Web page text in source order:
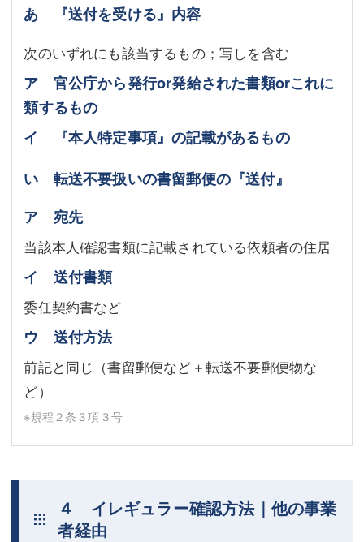
あ 『送付を受ける』内容
次のいずれにも該当するもの；写しを含む
ア 官公庁から発行or発給された書類orこれに
類するもの
イ 『本人特定事項』の記載があるもの
い 転送不要扱いの書留郵便の『送付』
ア 宛先
当該本人確認書類に記載されている依頼者の住居
イ 送付書類
委任契約書など
ウ 送付方法
前記と同じ（書留郵便など＋転送不要郵便物な
ど）
※規程２条３項３号
４ イレギュラー確認方法｜他の事業
者経由